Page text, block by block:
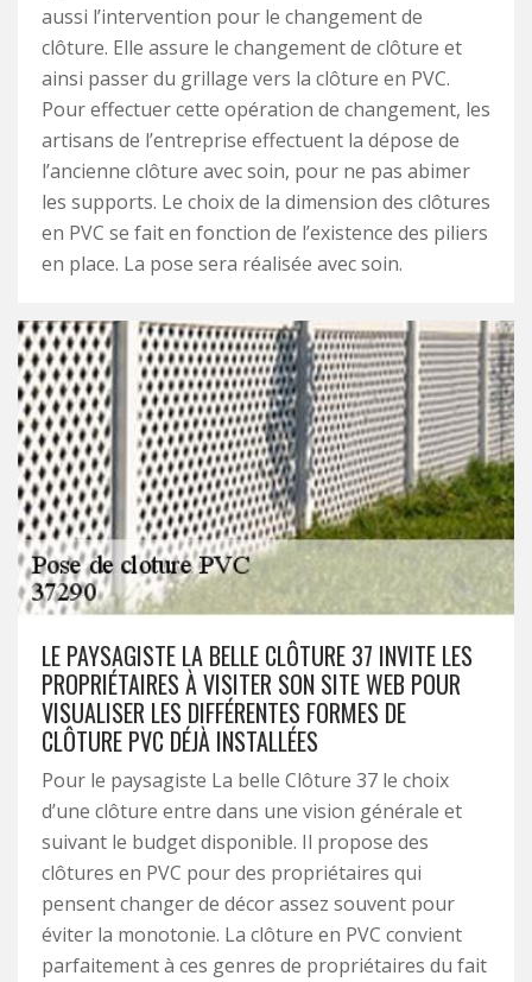
aussi l’intervention pour le changement de
clôture. Elle assure le changement de clôture et
ainsi passer du grillage vers la clôture en PVC.
Pour effectuer cette opération de changement, les
artisans de l’entreprise effectuent la dépose de
l’ancienne clôture avec soin, pour ne pas abimer
les supports. Le choix de la dimension des clôtures
en PVC se fait en fonction de l’existence des piliers
en place. La pose sera réalisée avec soin.
LE PAYSAGISTE LA BELLE CLÔTURE 37 INVITE LES
PROPRIÉTAIRES À VISITER SON SITE WEB POUR
VISUALISER LES DIFFÉRENTES FORMES DE
CLÔTURE PVC DÉJÀ INSTALLÉES
Pour le paysagiste La belle Clôture 37 le choix
d’une clôture entre dans une vision générale et
suivant le budget disponible. Il propose des
clôtures en PVC pour des propriétaires qui
pensent changer de décor assez souvent pour
éviter la monotonie. La clôture en PVC convient
parfaitement à ces genres de propriétaires du fait